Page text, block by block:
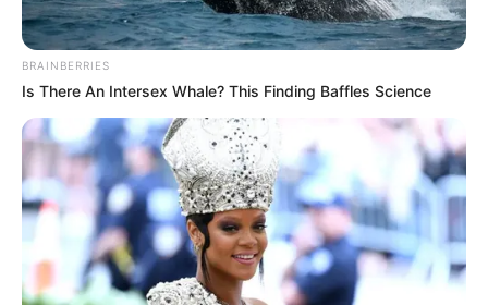
BRAINBERRIES
Is There An Intersex Whale? This Finding Baffles Science